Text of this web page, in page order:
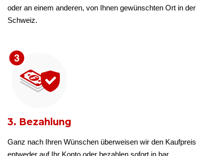
oder an einem anderen, von Ihnen gewünschten Ort in der
Schweiz.
3. Bezahlung
Ganz nach Ihren Wünschen überweisen wir den Kaufpreis
entweder auf Ihr Konto oder bezahlen sofort in bar.